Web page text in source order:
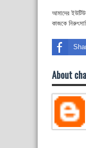
আমাদের
কাজকে
About